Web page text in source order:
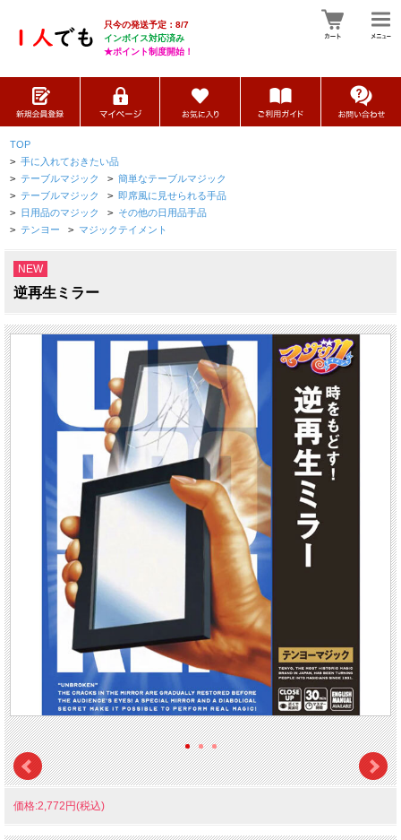
只今の発送予定：8/7
インボイス対応済み
★ポイント制度開始！
TOP
> 手に入れておきたい品
> テーブルマジック > 簡単なテーブルマジック
> テーブルマジック > 即席風に見せられる手品
> 日用品のマジック > その他の日用品手品
> テンヨー > マジックテイメント
NEW
逆再生ミラー
価格:2,772円(税込)